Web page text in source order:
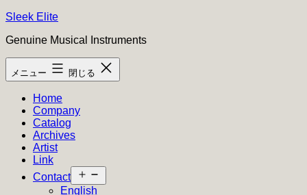
コ
テ
ン
ツ
Sleek Elite
Genuine Musical Instruments
メニュー 閉じる
Home
Company
Catalog
Archives
Artist
Link
Contact
ニ
English